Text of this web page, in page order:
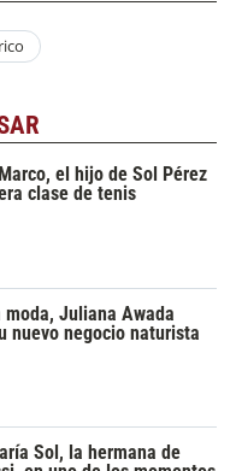
el hijo de Sol Pérez
clase de tenis
moda, Juliana Awada
nuevo negocio naturista
Sol, la hermana de